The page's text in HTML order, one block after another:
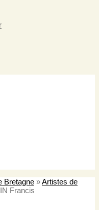
Bretagne »Artistes de
Francis